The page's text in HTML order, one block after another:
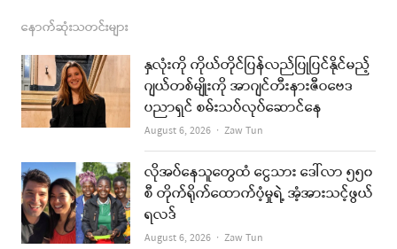
c
e
b
o
k
s
t
a
g
a
m
s
t
u
b
e
i
l
နောက်ဆုံးသတင်းများ
နှလုံးကို ကိုယ်တိုင်ပြန်လည်ပြုပြင်နိုင်မည့်
ဂျယ်တစ်မျိုးကို အာဂျင်တီးနားဇီဝဗေဒ
ပညာရှင် စမ်းသပ်လုပ်ဆောင်နေ
August 6, 2026 Author
Zaw Tun
လိုအပ်နေသူတွေထံ ငွေသား ဒေါ်လာ ၅၅၀
စီ တိုက်ရိုက်ထောက်ပံ့မှုရဲ့ အံ့အားသင့်ဖွယ်
ရလဒ်
August 6, 2026 Author
Zaw Tun